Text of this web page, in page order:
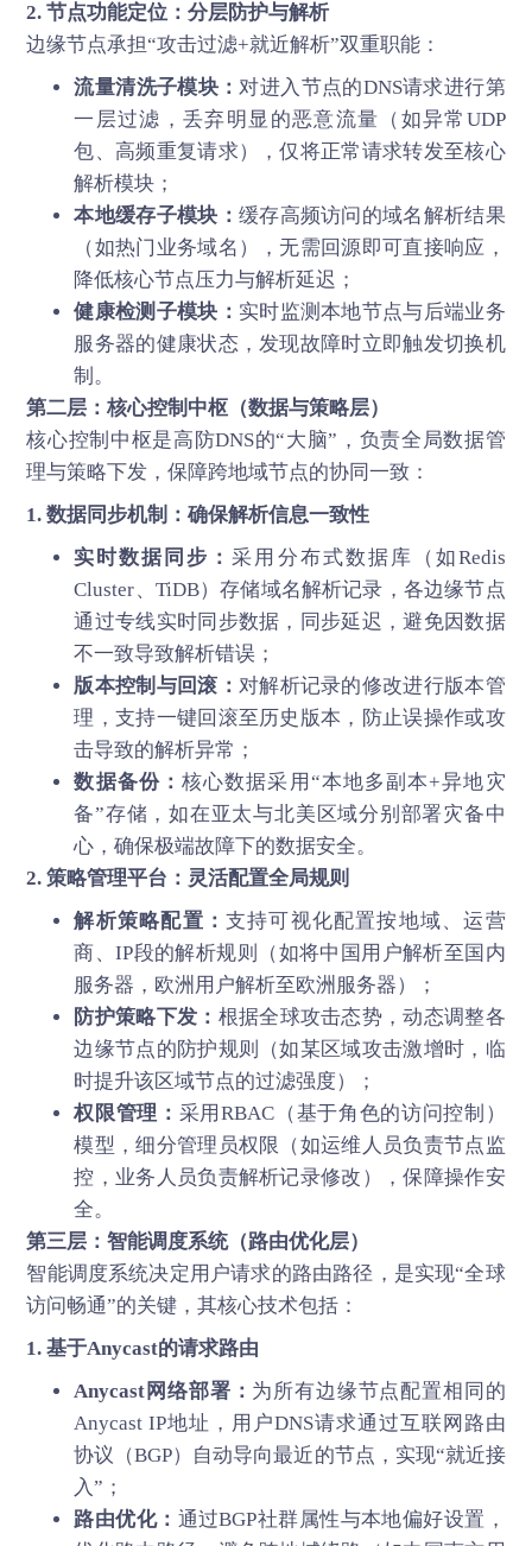
2. 节点功能定位：分层防护与解析
边缘节点承担“攻击过滤+就近解析”双重职能：
流量清洗子模块：对进入节点的DNS请求进行第
一层过滤，丢弃明显的恶意流量（如异常UDP
包、高频重复请求），仅将正常请求转发至核心
解析模块；
本地缓存子模块： 缓存高频访问的域名解析结果
（如热门业务域名），无需回源即可直接响应，
降低核心节点压力与解析延迟；
健康检测子模块： 实时监测本地节点与后端业务
服务器的健康状态，发现故障时立即触发切换机
制。
第二层：核心控制中枢（数据与策略层）
核心控制中枢是高防DNS的“大脑”，负责全局数据管
理与策略下发，保障跨地域节点的协同一致：
1. 数据同步机制：确保解析信息一致性
实时数据同步：采用分布式数据库（如Redis
Cluster、TiDB）存储域名解析记录，各边缘节点
通过专线实时同步数据，同步延迟，避免因数据
不一致导致解析错误；
版本控制与回滚： 对解析记录的修改进行版本管
理，支持一键回滚至历史版本，防止误操作或攻
击导致的解析异常；
数据备份： 核心数据采用“本地多副本+异地灾
备”存储，如在亚太与北美区域分别部署灾备中
心，确保极端故障下的数据安全。
2. 策略管理平台：灵活配置全局规则
解析策略配置： 支持可视化配置按地域、运营
商、IP段的解析规则（如将中国用户解析至国内
服务器，欧洲用户解析至欧洲服务器）；
防护策略下发： 根据全球攻击态势，动态调整各
边缘节点的防护规则（如某区域攻击激增时，临
时提升该区域节点的过滤强度）；
权限管理： 采用RBAC（基于角色的访问控制）
模型，细分管理员权限（如运维人员负责节点监
控，业务人员负责解析记录修改），保障操作安
全。
第三层：智能调度系统（路由优化层）
智能调度系统决定用户请求的路由路径，是实现“全球
访问畅通”的关键，其核心技术包括：
1. 基于Anycast的请求路由
Anycast网络部署： 为所有边缘节点配置相同的
Anycast IP地址，用户DNS请求通过互联网路由
协议（BGP）自动导向最近的节点，实现“就近接
入”；
路由优化： 通过BGP社群属性与本地偏好设置，